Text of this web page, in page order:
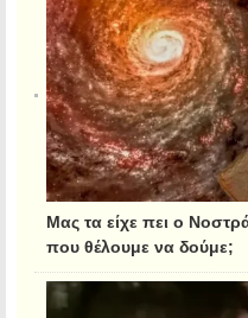
Μας τα είχε πει ο
που θέλουμε να δούμε;